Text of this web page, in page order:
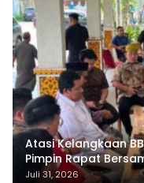
Atasi Kelangkaan
Pimpin Rapat
Pertamina
Juli 31, 2026